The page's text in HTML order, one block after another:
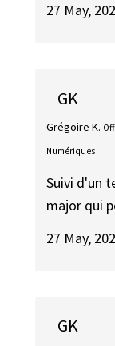
27 May,
GK
Grégoire K.
Numériques
Suivi d'un
major qui
27 May,
GK